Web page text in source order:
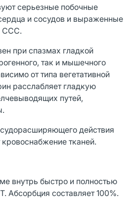
серьезные побочные
и сосудов и выраженные
ССС.
при спазмах гладкой
так и мышечного
от типа вегетативной
расслабляет гладкую
путей,
действия
тканей.
внутрь быстро и полностью
Абсорбция составляет 100%.